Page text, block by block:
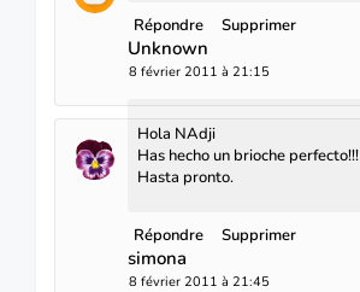
Répondre Supprimer
Unknown
8 février 2011 à 21:15
Hola NAdji
Has hecho un brioche perfecto!!!
Hasta pronto.
Répondre Supprimer
simona
8 février 2011 à 21:45